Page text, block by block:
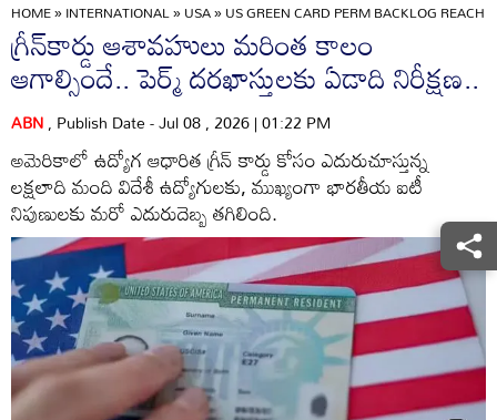
HOME»INTERNATIONAL»USA»US GREEN CARD PERM BACKLOG
గ్రీన్‌కార్డు ఆశావహులు మరింత కాలం
ఆగాల్సిందే.. పెర్మ్ దరఖాస్తులకు ఏడాది నిరీక్షణ..
ABN, Publish Date - Jul 08 , 2026 | 01:22 PM
అమెరికాలో ఉద్యోగ ఆధారిత గ్రీన్ కార్డు కోసం ఎదురుచూస్తున్న
లక్షలాది మంది విదేశీ ఉద్యోగులకు, ముఖ్యంగా భారతీయ ఐటీ
నిపుణులకు మరో ఎదురుదెబ్బ తగిలింది.